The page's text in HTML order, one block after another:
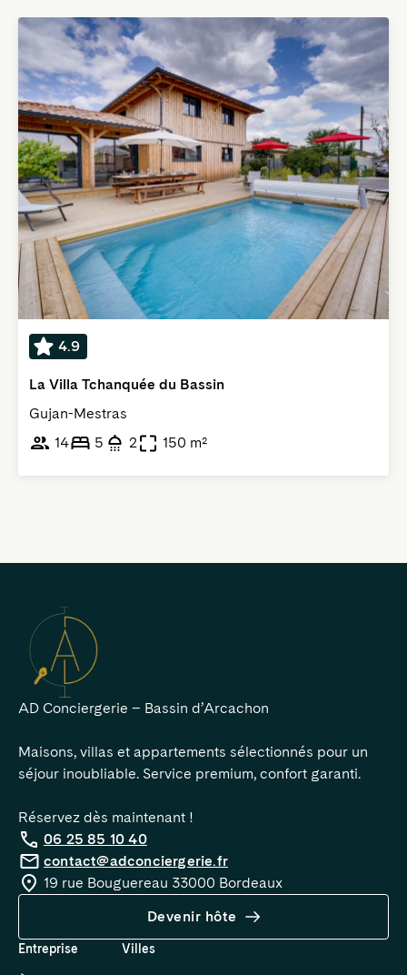
4.9
La Villa Tchanquée du Bassin
Gujan-Mestras
14
5 2 150 m²
AD Conciergerie – Bassin d’Arcachon
Maisons, villas et appartements sélectionnés pour un
séjour inoubliable. Service premium, confort garanti.
Réservez dès maintenant !
06 25 85 10 40
contact@adconciergerie.fr
19 rue Bouguereau 33000 Bordeaux
Devenir hôte
Entreprise Villes